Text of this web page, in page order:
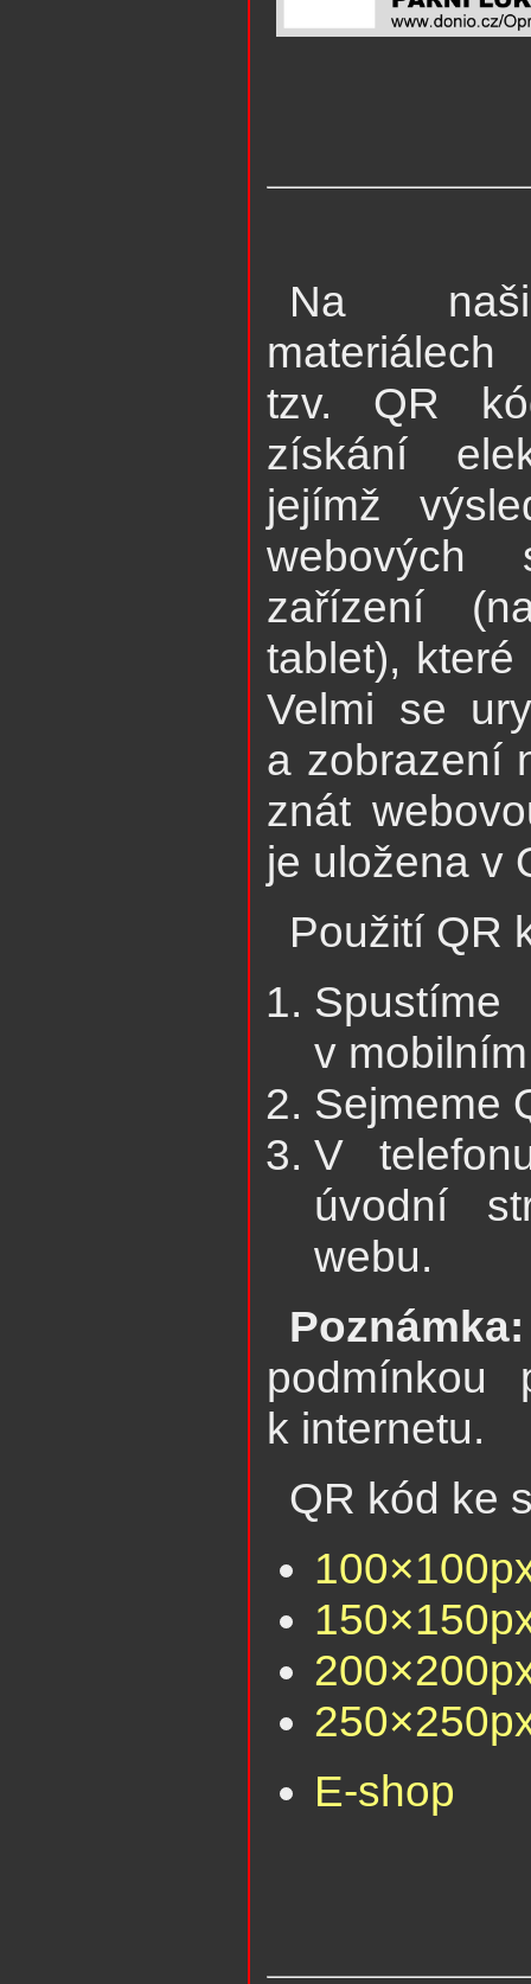
Na
tzv. QR
získání
jejímž
webových
zařízení
tablet),
Velmi se
a zobrazení
znát
je uložena v
Použití QR
v
Sejmeme
V
úvodní
webu.
Poznámka:
podmínkou
k internetu.
QR kód ke
E-shop